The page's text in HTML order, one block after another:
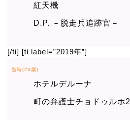
紅天機
D.P. －脱走兵追跡官－
[/ti] [ti label=”2019年”]
当時(23歳)
ホテルデルーナ
町の弁護士チョドゥルホ2